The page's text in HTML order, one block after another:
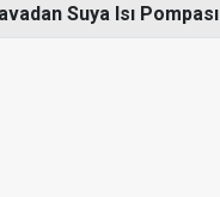
Suya Isı Pompası